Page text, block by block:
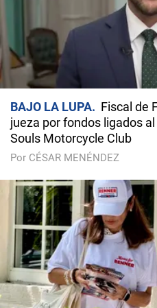
BAJO LA LUPA
Fiscal de
jueza por fondos ligados
Souls Motorcycle Club
Por CÉSAR MENÉNDEZ